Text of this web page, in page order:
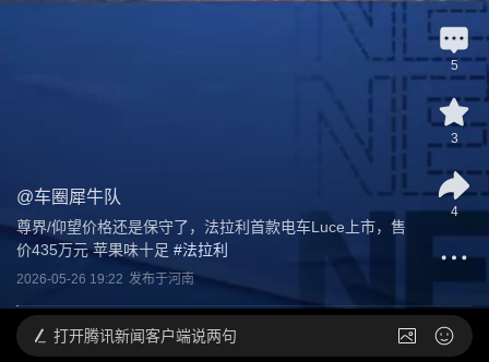
@车圈犀牛队
尊界/仰望价格还是保守了，法拉利首款电车Luce上市，售
价435万元 苹果味十足 #法拉利
2026-05-26 19:22 发布于河南
5
3
4
打开腾讯新闻客户端说两句